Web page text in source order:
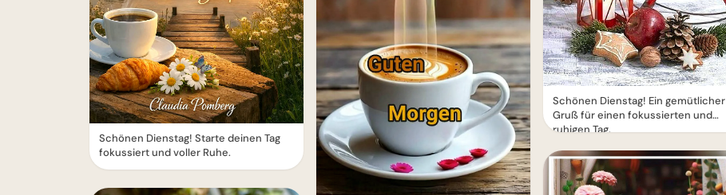
Schönen Dienstag! Starte deinen Tag
fokussiert und voller Ruhe.
Schönen Dienstag! Ein gemütlicher
Gruß für einen fokussierten und
ruhigen Tag.